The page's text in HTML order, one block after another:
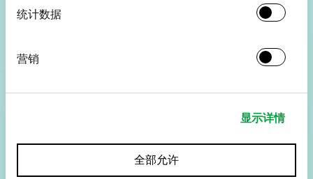
统计数据
营销
显示详情
全部允许